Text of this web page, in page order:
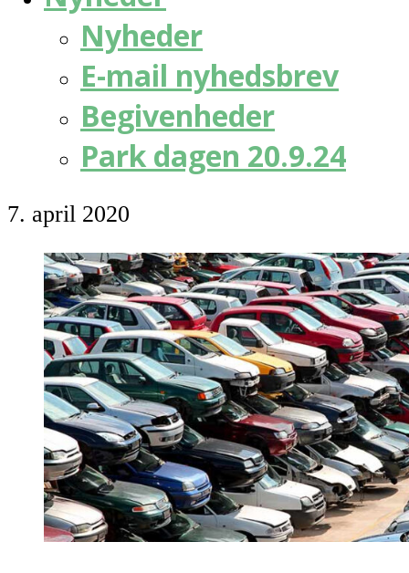
Nyheder
E-mail nyhedsbrev
Begivenheder
Park dagen 20.9.24
7. april 2020